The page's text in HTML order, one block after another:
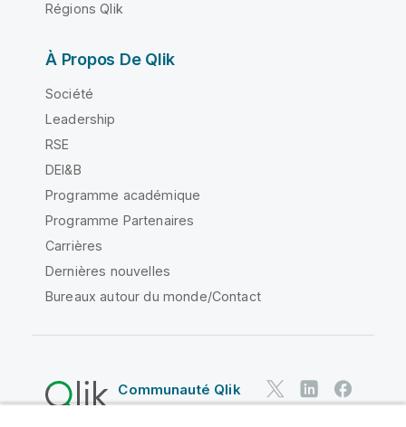
Régions Qlik
À Propos De Qlik
Société
Leadership
RSE
DEI&B
Programme académique
Programme Partenaires
Carrières
Dernières nouvelles
Bureaux autour du monde/Contact
Communauté Qlik